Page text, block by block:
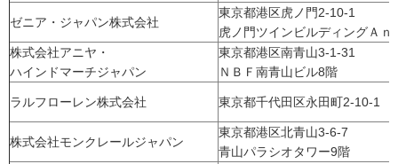
ゼニア・ジャパン株式会社
東京都港区虎ノ門2-10-1
虎ノ門ツインビルディングＡｎ
株式会社アニヤ・
ハインドマーチジャパン
東京都港区南青山3-1-31
ＮＢＦ南青山ビル8階
ラルフローレン株式会社 東京都千代田区永田町2-10-1
株式会社モンクレールジャパン
東京都港区北青山3-6-7
青山パラシオタワー9階